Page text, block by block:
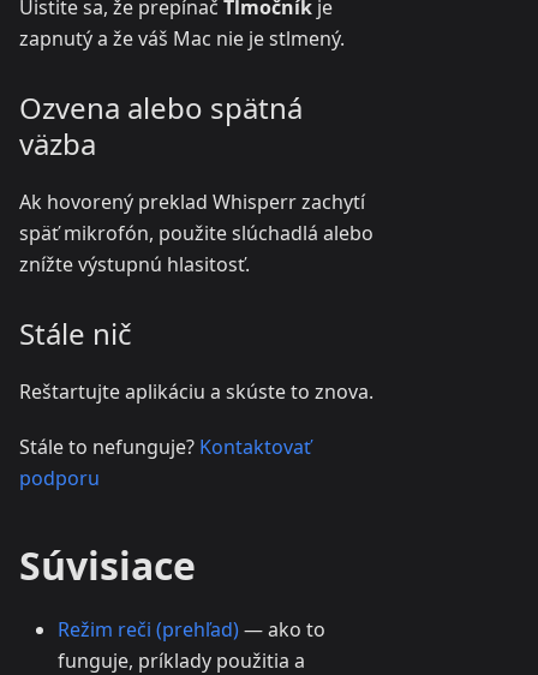
Uistite sa, že prepínač Tlmočník je
zapnutý a že váš Mac nie je stlmený.
Ozvena alebo spätná
väzba
Ak hovorený preklad Whisperr zachytí
späť mikrofón, použite slúchadlá alebo
znížte výstupnú hlasitosť.
Stále nič
Reštartujte aplikáciu a skúste to znova.
Stále to nefunguje? Kontaktovať
podporu
Súvisiace
Režim reči (prehľad)— ako to
funguje, príklady použitia a